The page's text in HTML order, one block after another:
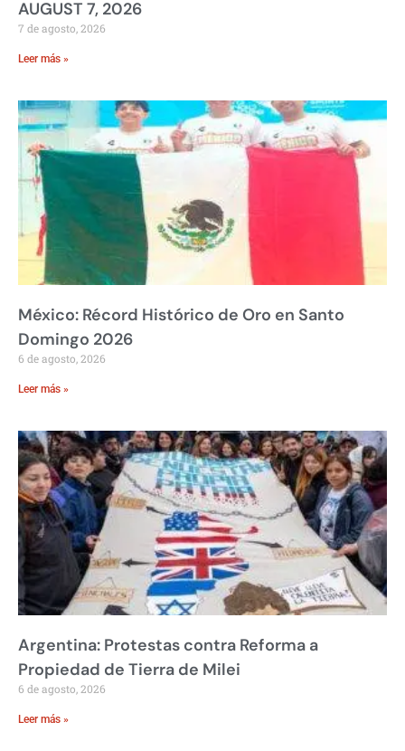
AUGUST 7, 2026
7 de agosto, 2026
Leer más »
México: Récord Histórico de Oro en Santo
Domingo 2026
6 de agosto, 2026
Leer más »
Argentina: Protestas contra Reforma a
Propiedad de Tierra de Milei
6 de agosto, 2026
Leer más »